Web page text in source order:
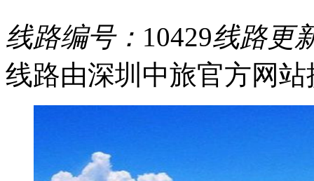
线路编号： 10429线路更
线路由深圳中旅官方网站